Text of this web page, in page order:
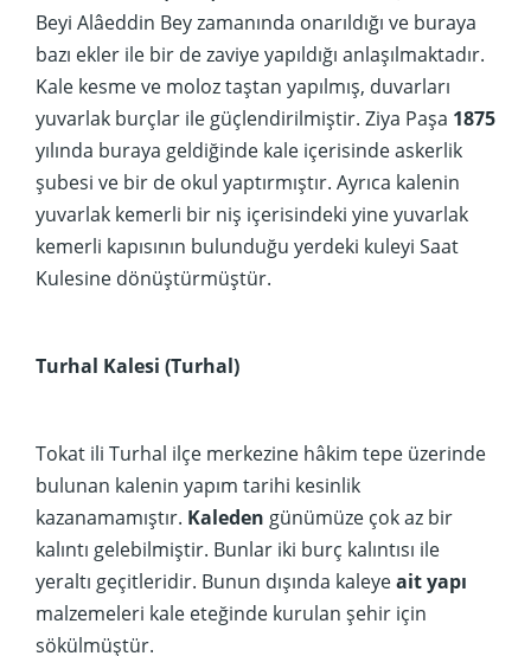
Beyi Alâeddin Bey zamanında onarıldığı ve buraya
bazı ekler ile bir de zaviye yapıldığı anlaşılmaktadır.
Kale kesme ve moloz taştan yapılmış, duvarları
yuvarlak burçlar ile güçlendirilmiştir. Ziya Paşa 1875
yılında buraya geldiğinde kale içerisinde askerlik
şubesi ve bir de okul yaptırmıştır. Ayrıca kalenin
yuvarlak kemerli bir niş içerisindeki yine yuvarlak
kemerli kapısının bulunduğu yerdeki kuleyi Saat
Kulesine dönüştürmüştür.
Turhal Kalesi (Turhal)
Tokat ili Turhal ilçe merkezine hâkim tepe üzerinde
bulunan kalenin yapım tarihi kesinlik
kazanamamıştır. Kaleden günümüze çok az bir
kalıntı gelebilmiştir. Bunlar iki burç kalıntısı ile
yeraltı geçitleridir. Bunun dışında kaleyeait yapı
malzemeleri kale eteğinde kurulan şehir için
sökülmüştür.